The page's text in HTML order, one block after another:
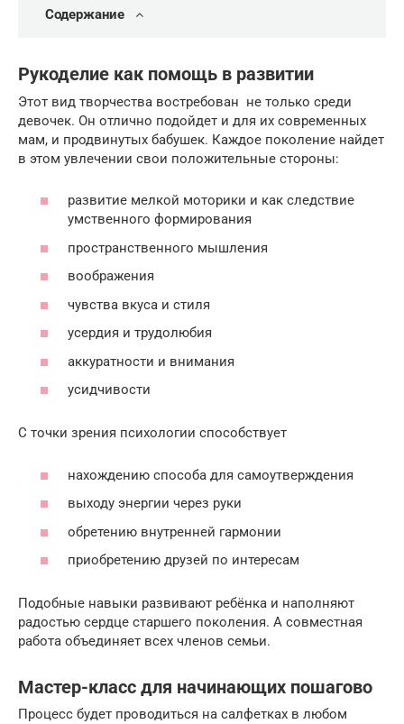
Содержание
Рукоделие как помощь в развитии
Этот вид творчества востребован не только среди
девочек. Он отлично подойдет и для их современных
мам, и продвинутых бабушек. Каждое поколение найдет
в этом увлечении свои положительные стороны:
развитие мелкой моторики и как следствие
умственного формирования
пространственного мышления
воображения
чувства вкуса и стиля
усердия и трудолюбия
аккуратности и внимания
усидчивости
С точки зрения психологии способствует
нахождению способа для самоутверждения
выходу энергии через руки
обретению внутренней гармонии
приобретению друзей по интересам
Подобные навыки развивают ребёнка и наполняют
радостью сердце старшего поколения. А совместная
работа объединяет всех членов семьи.
Мастер-класс для начинающих пошагово
Процесс будет проводиться на салфетках в любом